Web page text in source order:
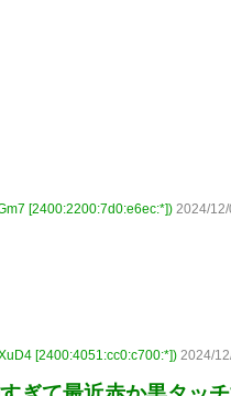
[2400:2200:7d0:e6ec:*]) 2024/
[2400:4051:cc0:c700:*]) 2024/